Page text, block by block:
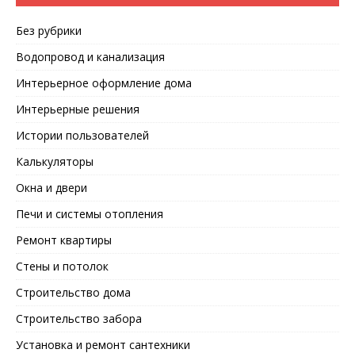
Без рубрики
Водопровод и канализация
Интерьерное оформление дома
Интерьерные решения
Истории пользователей
Калькуляторы
Окна и двери
Печи и системы отопления
Ремонт квартиры
Стены и потолок
Строительство дома
Строительство забора
Установка и ремонт сантехники